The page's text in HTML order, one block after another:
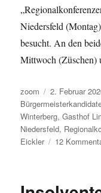
Niedersfeld
besucht. An den
Mittwoch
Autor
zoom
Veröffentlicht
am
2. Februar
Winterberg,Gasthof
Niedersfeld,
Eickler
12